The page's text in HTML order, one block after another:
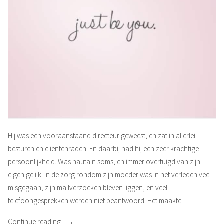
Hij was een vooraanstaand directeur geweest, en zat in allerlei
besturen en cliëntenraden. En daarbij had hij een zeer krachtige
persoonlijkheid. Was hautain soms, en immer overtuigd van zijn
eigen gelijk. In de zorg rondom zijn moeder was in het verleden veel
misgegaan, zijn mailverzoeken bleven liggen, en veel
telefoongesprekken werden niet beantwoord. Het maakte
Continue reading “Onbeschoft”